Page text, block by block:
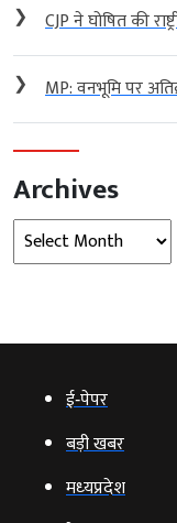
❯ CJP ने घोषित की
❯ MP: वनभूमि पर
Archives
Archives
ई‑पेपर
बड़ी खबर
मध्‍यप्रदेश